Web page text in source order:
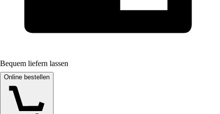
Bequem liefern lassen
Online bestellen